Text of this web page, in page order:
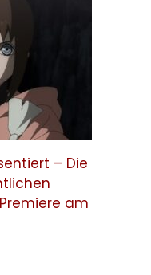
– Die
am